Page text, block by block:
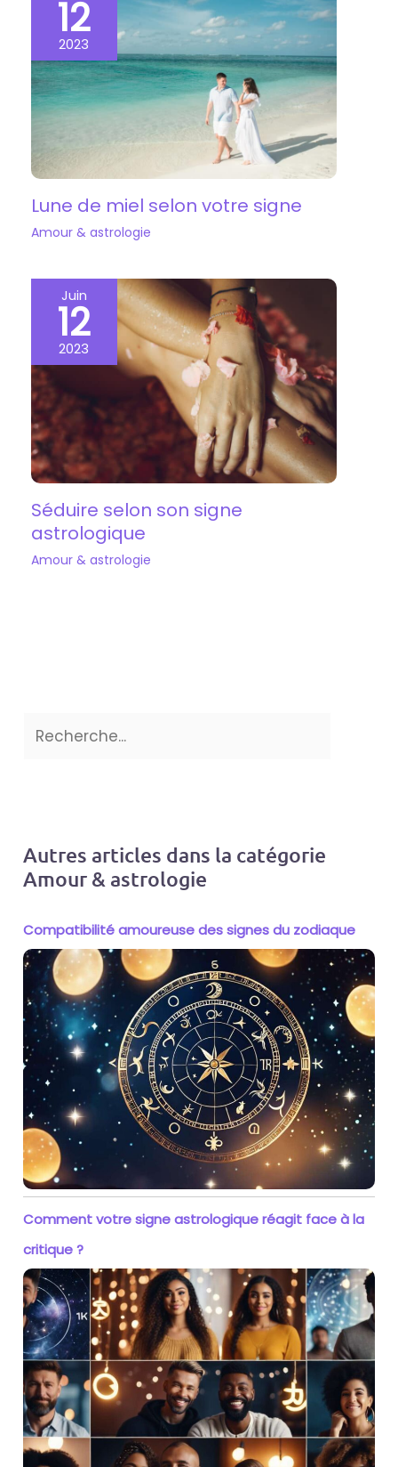
12
2023
Lune de miel selon votre signe
Amour & astrologie
Juin
12
2023
Séduire selon son signe
astrologique
Amour & astrologie
Autres articles dans la catégorie
Amour & astrologie
Compatibilité amoureuse des signes du zodiaque
Comment votre signe astrologique réagit face à la
critique ?